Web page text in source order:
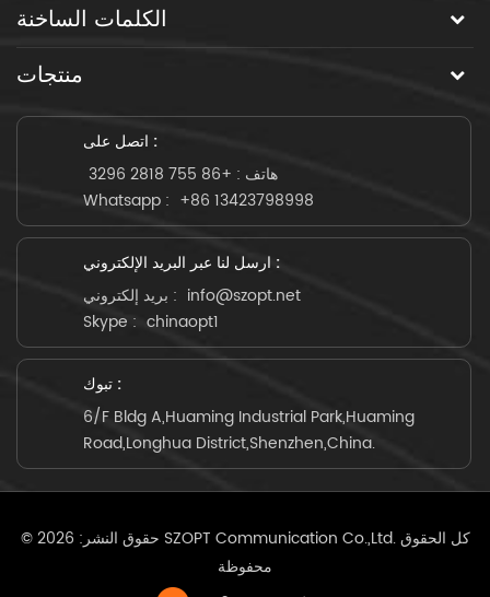
الكلمات الساخنة
منتجات
اتصل على :
هاتف : +86 755 2818 3296
Whatsapp : +86 13423798998
ارسل لنا عبر البريد الإلكتروني :
بريد إلكتروني : info@szopt.net
Skype : chinaopt1
تبوك :
6/F Bldg A,Huaming Industrial Park,Huaming
Road,Longhua District,Shenzhen,China.
© حقوق النشر: 2026 SZOPT Communication Co.,Ltd. كل الحقوق
محفوظة